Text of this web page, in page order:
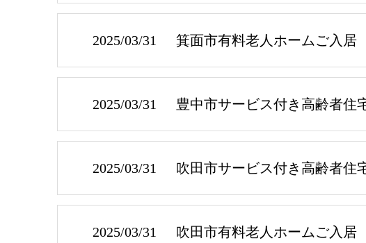
2025/03/31 箕面市有料老人ホームご入居
2025/03/31 豊中市サービス付き高齢者住
2025/03/31 吹田市サービス付き高齢者住
2025/03/31 吹田市有料老人ホームご入居